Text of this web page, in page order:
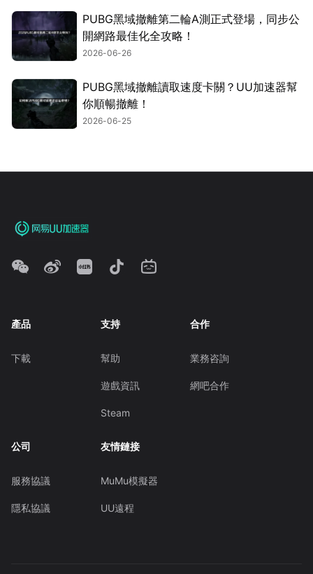
PUBG黑域撤離第二輪A測正式登場，同步公
開網路最佳化全攻略！
2026-06-26
PUBG黑域撤離讀取速度卡關？UU加速器幫
你順暢撤離！
2026-06-25
產品
下載
支持
幫助
遊戲資訊
Steam
合作
業務咨詢
網吧合作
公司
服務協議
隱私協議
友情鏈接
MuMu模擬器
UU遠程